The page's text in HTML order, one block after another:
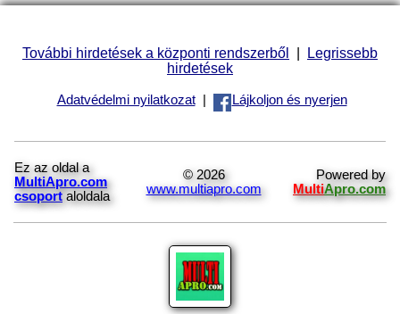
További hirdetések a központi rendszerből | Legrissebb
hirdetések
Adatvédelmi nyilatkozat| Lájkoljon és nyerjen
Ez az oldal a
MultiApro.com
csoport aloldala
© 2026
www.multiapro.com
Powered by
MultiApro.com